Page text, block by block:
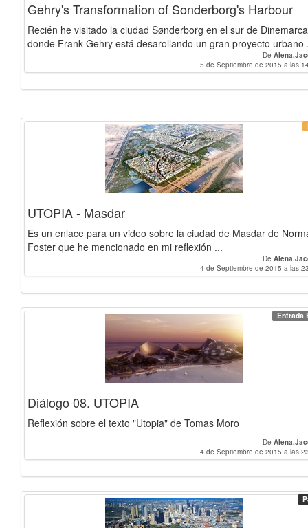
Gehry's Transformation of Sonderborg's Harbour
Recién he visitado la ciudad Sønderborg en el sur de Dinemarca
donde Frank Gehry está desarollando un gran proyecto urbano
De
5 de Septiembre de 2015 a las
UTOPIA - Masdar
Es un enlace para un video sobre la ciudad de Masdar de
Foster que he mencionado en mi reflexión ...
De
4 de Septiembre de 2015 a las
Entrada
Diálogo 08. UTOPIA
Reflexión sobre el texto "Utopia" de Tomas Moro
De
4 de Septiembre de 2015 a las